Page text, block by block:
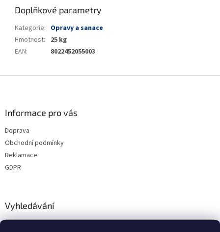
Doplňkové parametry
Kategorie: Opravy a sanace
Hmotnost:
25 kg
EAN: 8022452055003
Informace pro vás
Doprava
Obchodní podmínky
Reklamace
GDPR
Vyhledávání